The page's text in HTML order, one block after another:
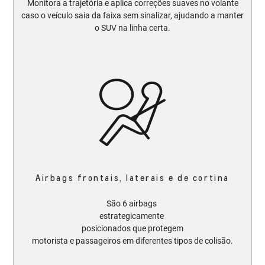
Monitora a trajetória e aplica correções suaves no volante
caso o veículo saia da faixa sem sinalizar, ajudando a manter
o SUV na linha certa.​​
Airbags frontais, laterais e de cortina
São 6 airbags
estrategicamente
posicionados que protegem
motorista e passageiros em diferentes tipos de colisão.